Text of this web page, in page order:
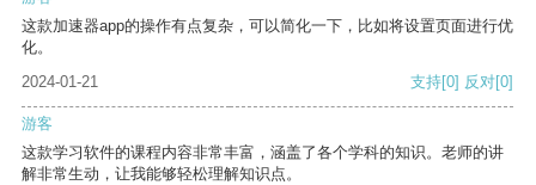
这款加速器app的操作有点复杂，可以简化一下，比如将设置页面进行优
化。
2024-01-21
支持[0] 反对[0]
游客
这款学习软件的课程内容非常丰富，涵盖了各个学科的知识。老师的讲
解非常生动，让我能够轻松理解知识点。